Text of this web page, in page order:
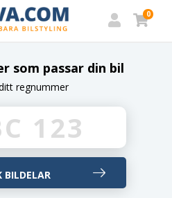
0
som passar din bil
regnummer